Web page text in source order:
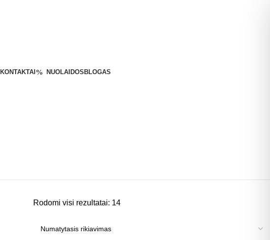
KONTAKTAI NUOLAIDOS BLOGAS
Rodomi visi rezultatai: 14